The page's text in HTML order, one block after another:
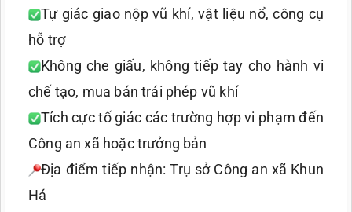
Tự giác giao nộp vũ khí, vật liệu nổ, công cụ
hỗ trợ
Không che giấu, không tiếp tay cho hành vi
chế tạo, mua bán trái phép vũ khí
Tích cực tố giác các trường hợp vi phạm đến
Công an xã hoặc trưởng bản
Địa điểm tiếp nhận: Trụ sở Công an xã Khun
Há